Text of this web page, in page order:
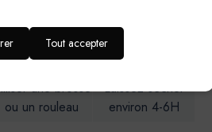
une brosse
ou un rouleau
Laissez sécher
environ 4-6H
Tout accepter